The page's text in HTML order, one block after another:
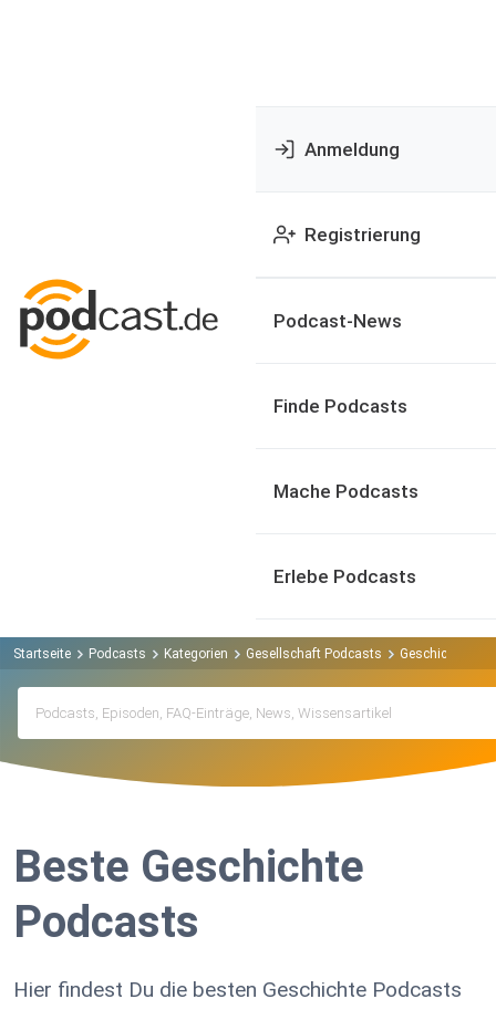
Anmeldung
Registrierung
Podcast-News
Finde Podcasts
Mache Podcasts
Erlebe Podcasts
Startseite Podcasts Kategorien Gesellschaft Podcasts Geschichte
Beste Geschichte
Podcasts
Hier findest Du die besten Geschichte Podcasts